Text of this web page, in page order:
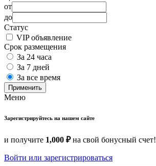
от
до
Статус
VIP объявление
Срок размещения
За 24 часа
За 7 дней
За все время
Применить
Меню
Зарегистрируйтесь на нашем сайте
и получите 1,000 ₽на свой бонусный счет!
Войти или зарегистрироваться